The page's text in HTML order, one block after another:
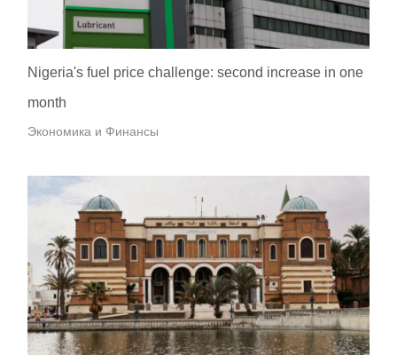
Nigeria's fuel price challenge: second increase in one
month
Экономика и Финансы